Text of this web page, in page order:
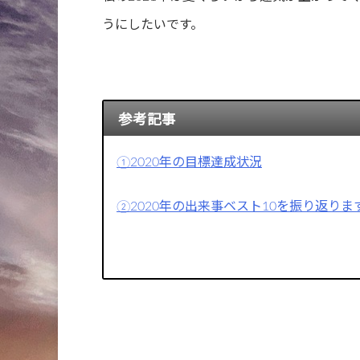
うにしたいです。
参考記事
①2020年の目標達成状況
②2020年の出来事ベスト10を振り返りま